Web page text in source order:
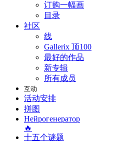
订购一幅画
目录
社区
线
Gallerix 顶100
最好的作品
新专辑
所有成员
互动
活动安排
拼图
Нейрогенератор
🔥
十五个谜题